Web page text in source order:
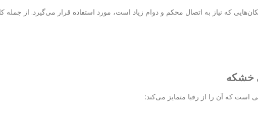
که نیاز به اتصال محکم و دوام زیاد است، مورد استفاده قرار می‌گیرد. از جمله
است که آن را از رقبا متمایز می‌کند: